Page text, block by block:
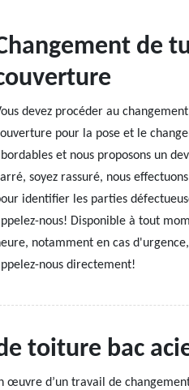
de
devez procéder au
pour la pose et le
et nous proposons un
soyez rassuré, nous
identifier les parties
nous! Disponible à tout
notamment en cas
nous directement!
toiture bac
œuvre d’un travail de